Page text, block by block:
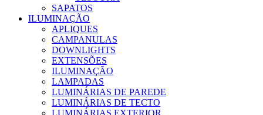
SAPATOS
ILUMINAÇÃO
APLIQUES
CAMPANULAS
DOWNLIGHTS
EXTENSÕES
ILUMINAÇÃO
LAMPADAS
LUMINÁRIAS DE PAREDE
LUMINÁRIAS DE TECTO
LUMINÁRIAS EXTERIOR